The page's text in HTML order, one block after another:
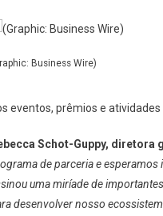
Business Wire)
eventos, prêmios e
Schot-Guppy, diretora
de parceria e esperamos
uma miríade de
desenvolver nosso